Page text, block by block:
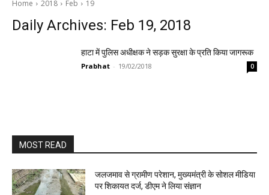
Home 2018 Feb 19
Daily Archives: Feb 19, 2018
हाटा में पुलिस अधीक्षक ने सड़क सुरक्षा के प्रति किया जागरूक
Prabhat - 19/02/2018 0
MOST READ
जलजमाव से ग्रामीण परेशान, मुख्यमंत्री के सोशल मीडिया
पर शिकायत दर्ज, डीएम ने लिया संज्ञान